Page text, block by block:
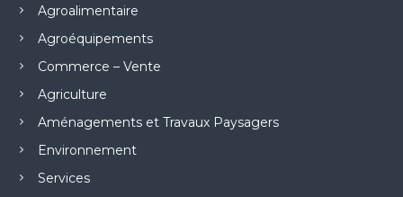
Agroalimentaire
Agroéquipements
Commerce – Vente
Agriculture
Aménagements et Travaux Paysagers
Environnement
Services